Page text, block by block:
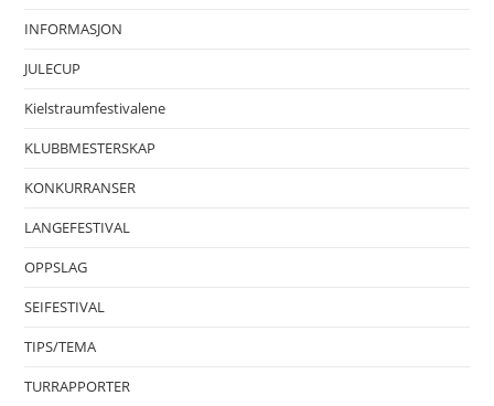
INFORMASJON
JULECUP
Kielstraumfestivalene
KLUBBMESTERSKAP
KONKURRANSER
LANGEFESTIVAL
OPPSLAG
SEIFESTIVAL
TIPS/TEMA
TURRAPPORTER